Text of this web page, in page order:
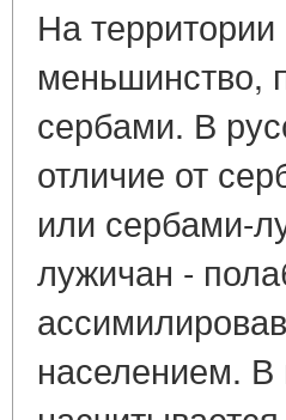
На
меньшинство,
сербами. В
отличие от
или сербами-
лужичан -
населением.